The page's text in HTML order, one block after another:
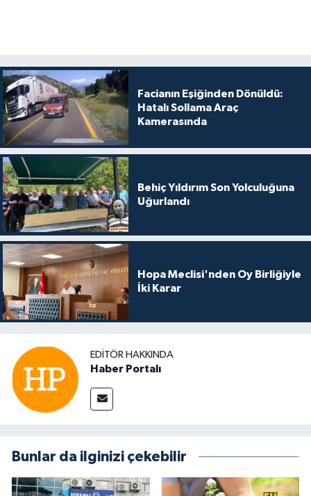
Facianın Eşiğinden Dönüldü:
Hatalı Sollama Araç
Kamerasında
Behiç Yıldırım Son Yolculuğuna
Uğurlandı
Hopa Meclisi'nden Oy Birliğiyle
İki Karar
EDITÖR HAKKINDA
Haber Portalı
Bunlar da ilginizi çekebilir